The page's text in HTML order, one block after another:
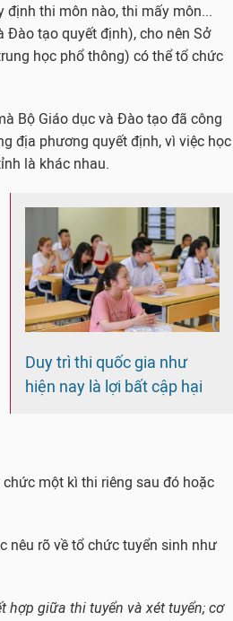
định thi môn nào, thi mấy môn...
Đào tạo quyết định), cho nên Sở
học phổ thông) có thể tổ chức
Bộ Giáo dục và Đào tạo đã công
địa phương quyết định, vì việc học
là khác nhau.
Duy trì thi quốc gia như
hiện nay là lợi bất cập hại
một kì thi riêng sau đó hoặc
nêu rõ về tổ chức tuyển sinh như
hợp giữa thi tuyển và xét tuyển; cơ